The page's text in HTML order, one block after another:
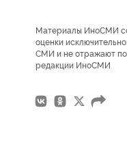
Материалы ИноСМИ
оценки
СМИ и не отражают
редакции ИноСМИ